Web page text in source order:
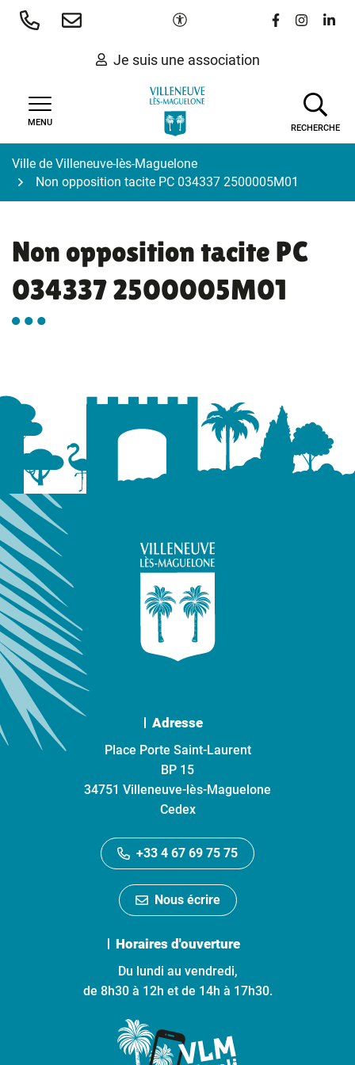
Aller
Paramètres d'accessibilité
Lien vers le
Lien vers
Lien
Je suis une association
MENU
RECHERCHE
Ville de Villeneuve-lès-Maguelone
Non opposition tacite PC 034337 2500005M01
Non opposition tacite PC
034337 2500005M01
Adresse
Place Porte Saint-Laurent
BP 15
34751 Villeneuve-lès-Maguelone
Cedex
+33 4 67 69 75 75
Nous écrire
Horaires d'ouverture
Du lundi au vendredi,
de 8h30 à 12h et de 14h à 17h30.